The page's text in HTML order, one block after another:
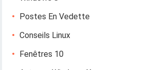
Postes En Vedette
Conseils Linux
Fenêtres 10